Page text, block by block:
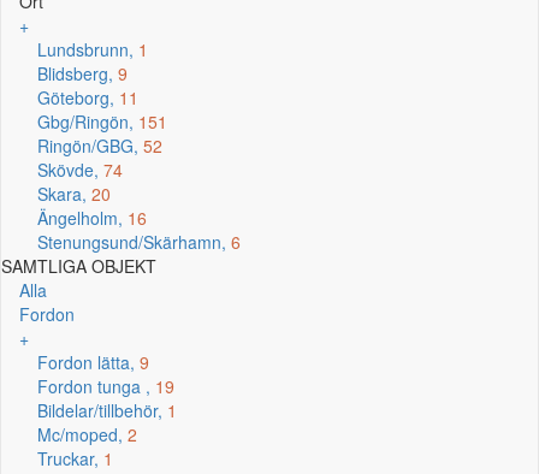
+
Lundsbrunn, 1
Blidsberg, 9
Göteborg, 11
Gbg/Ringön, 151
Ringön/GBG, 52
Skövde, 74
Skara, 20
Ängelholm, 16
Stenungsund/Skärhamn, 6
SAMTLIGA OBJEKT
Alla
Fordon
+
Fordon lätta, 9
Fordon tunga , 19
Bildelar/tillbehör, 1
Mc/moped, 2
Truckar, 1